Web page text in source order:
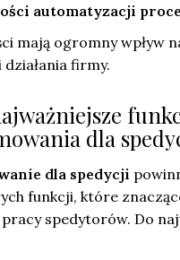
automatyzacji
mają ogromny wpływ
firmy.
dla
dla spedycji
funkcji, które
spedytorów. Do